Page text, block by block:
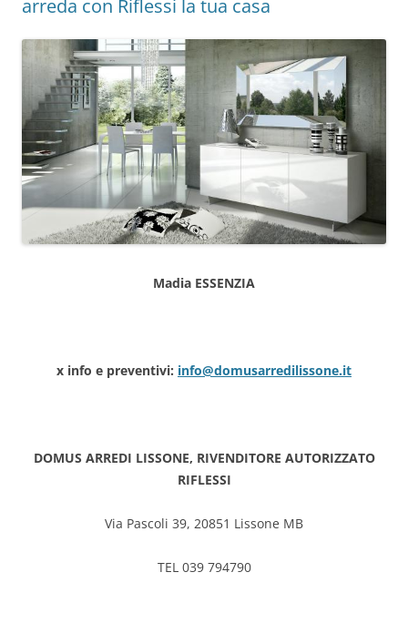
arreda con Riflessi la tua casa
Madia ESSENZIA
x info e preventivi: info@domusarredilissone.it
DOMUS ARREDI LISSONE, RIVENDITORE AUTORIZZATO
RIFLESSI
Via Pascoli 39, 20851 Lissone MB
TEL 039 794790